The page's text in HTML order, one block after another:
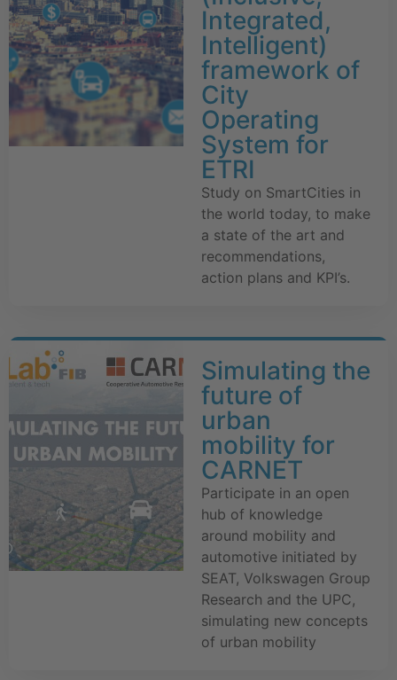
Integrated,
Intelligent)
framework of
City
Operating
System for
ETRI
Study on SmartCities in
the world today, to make
a state of the art and
recommendations,
action plans and KPI’s.
Simulating the
future of
urban
mobility for
CARNET
Participate in an open
hub of knowledge
around mobility and
automotive initiated by
SEAT, Volkswagen Group
Research and the UPC,
simulating new concepts
of urban mobility